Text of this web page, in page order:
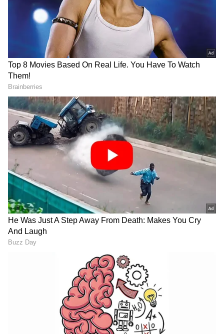
ಕಡಿಮೆಯೇ.
ಸಮಗ್ರ ಸುದ್ದಿ ಮೂಲವನ್ನಾಗಿ asianet suvarna news ಅನ್ನು
2
6
Instagram